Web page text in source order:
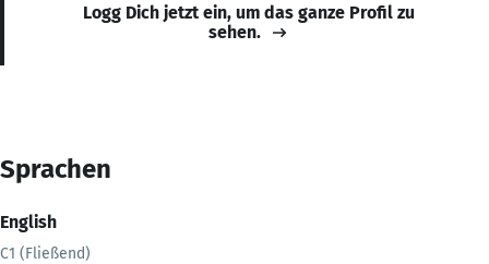
Logg Dich jetzt ein, um das ganze Profil zu
sehen.
Sprachen
English
C1 (Fließend)